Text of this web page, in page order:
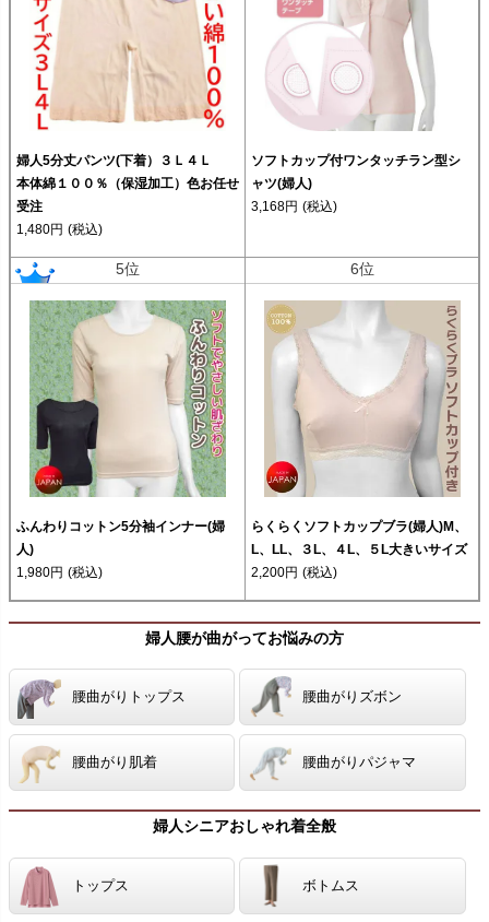
婦人5分丈パンツ(下着）３Ｌ４Ｌ
本体綿１００％（保湿加工）色お任せ
受注
1,480円 (税込)
ソフトカップ付ワンタッチラン型シ
ャツ(婦人)
3,168円 (税込)
5位
ふんわりコットン5分袖インナー(婦
人)
1,980円 (税込)
6位
らくらくソフトカップブラ(婦人)M、
L、LL、３L、４L、５L大きいサイズ
2,200円 (税込)
婦人腰が曲がってお悩みの方
腰曲がりトップス 腰曲がりズボン
腰曲がり肌着 腰曲がりパジャマ
婦人シニアおしゃれ着全般
トップス ボトムス